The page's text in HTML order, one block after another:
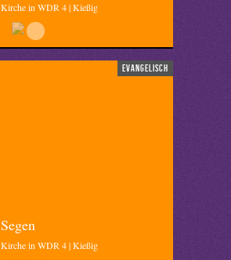
Kirche in WDR 4 | Kießig
evangelisch
Segen
Kirche in WDR 4 | Kießig